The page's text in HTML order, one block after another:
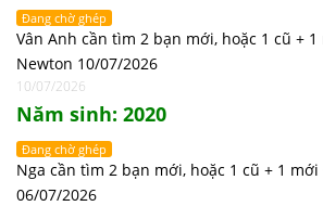
Đang chờ ghép
Vân Anh cần tìm 2 bạn mới, hoặc 1 cũ + 1
Newton 10/07/2026
10/07/2026
Năm sinh: 2020
Đang chờ ghép
Nga cần tìm 2 bạn mới, hoặc 1 cũ + 1 mới
06/07/2026